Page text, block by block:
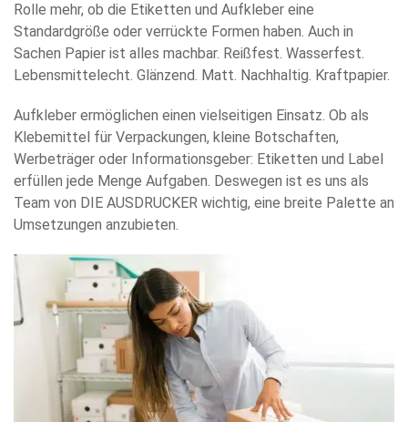
Rolle mehr, ob die Etiketten und Aufkleber eine
Standardgröße oder verrückte Formen haben. Auch in
Sachen Papier ist alles machbar. Reißfest. Wasserfest.
Lebensmittelecht. Glänzend. Matt. Nachhaltig. Kraftpapier.
Aufkleber ermöglichen einen vielseitigen Einsatz. Ob als
Klebemittel für Verpackungen, kleine Botschaften,
Werbeträger oder Informationsgeber: Etiketten und Label
erfüllen jede Menge Aufgaben. Deswegen ist es uns als
Team von DIE AUSDRUCKER wichtig, eine breite Palette an
Umsetzungen anzubieten.